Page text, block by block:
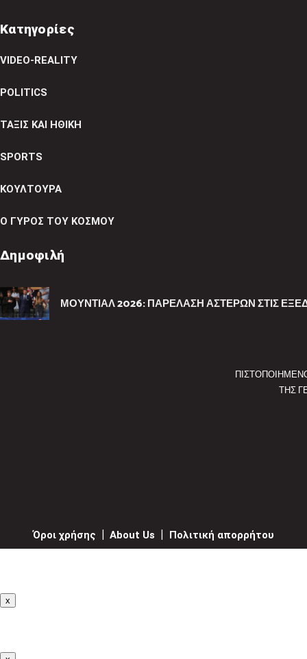
Κατηγορίες
VIDEO-REALITY
POLITICS
ΤΑΞΙΣ ΚΑΙ ΗΘΙΚΗ
SPORTS
ΚΟΥΛΤΟΥΡΑ
Ο ΓΥΡΟΣ ΤΟΥ ΚΟΣΜΟΥ
Δημοφιλή
ΜΟΥΝΤΙΆΛ 2026: ΠΑΡΈΛΑΣΗ ΑΣΤΈΡΩΝ ΣΤΙΣ
ΤΗΣ
Όροι χρήσης About Us Πολιτική απορρήτου
x